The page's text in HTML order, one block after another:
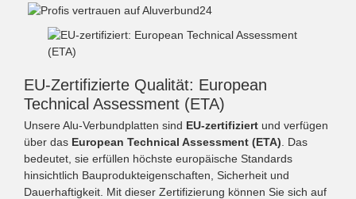
EU-Zertifizierte Qualität: European
Technical Assessment (ETA)
Unsere Alu-Verbundplatten sind EU-zertifiziert und verfügen
über das European Technical Assessment (ETA) . Das
bedeutet, sie erfüllen höchste europäische Standards
hinsichtlich Bauprodukteigenschaften, Sicherheit und
Dauerhaftigkeit. Mit dieser Zertifizierung können Sie sich auf